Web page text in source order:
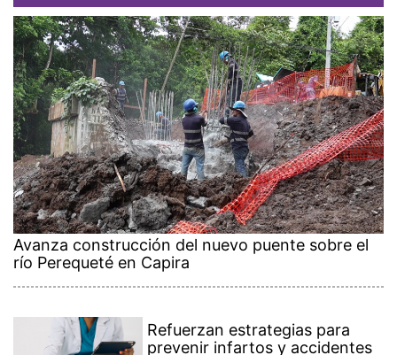
Avanza construcción del nuevo puente sobre el
río Perequeté en Capira
Refuerzan estrategias para
prevenir infartos y accidentes